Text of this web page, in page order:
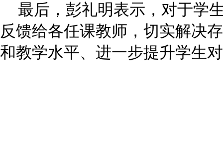
最后，彭礼明表示，对于学
反馈给各任课教师，切实解决
和教学水平、进一步提升学生